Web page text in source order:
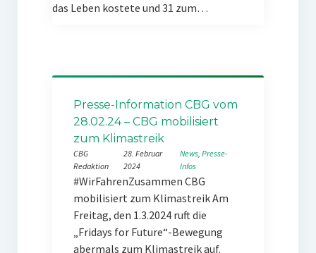
das Leben kostete und 31 zum…
Presse-Information CBG vom
28.02.24 – CBG mobilisiert
zum Klimastreik
CBG
Redaktion
28. Februar
2024
News, Presse-
Infos
#WirFahrenZusammen CBG
mobilisiert zum Klimastreik Am
Freitag, den 1.3.2024 ruft die
„Fridays for Future“-Bewegung
abermals zum Klimastreik auf.